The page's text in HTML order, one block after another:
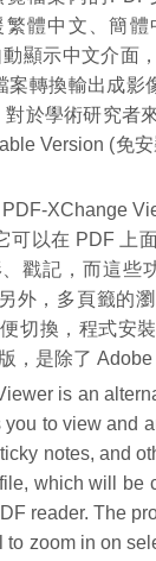
體中文、簡
顯示中文介面
案轉換輸出成影
對於學術研究者
Version (免
XChange
可以在 PDF 上
戳記，而這些
外，多頁籤的
切換，程式安
，是除了 Adobe
is an
to view and
notes, and
which will be
reader. The
to zoom in on